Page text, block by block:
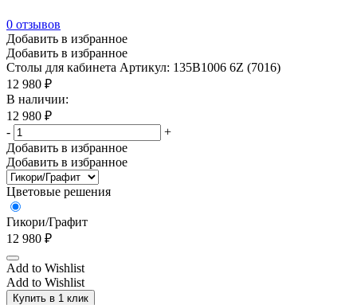
0 отзывов
Добавить в избранное
Добавить в избранное
Столы для кабинета Артикул: 135B1006 6Z (7016)
12 980 ₽
В наличии:
12 980 ₽
-
+
Добавить в избранное
Добавить в избранное
Цветовые решения
Гикори/Графит
12 980 ₽
Add to Wishlist
Add to Wishlist
Купить в 1 клик